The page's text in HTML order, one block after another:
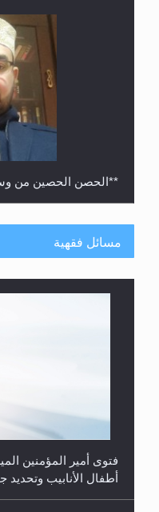
**الحصن الحصين من
مسائل فقهية
فتوى أمير المؤمنين
أطفال الأنابيب